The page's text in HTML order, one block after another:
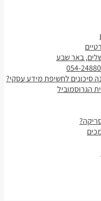
באר שבע
סיכונים לחשיפת מידע עסקי?
הגרוסמוביל